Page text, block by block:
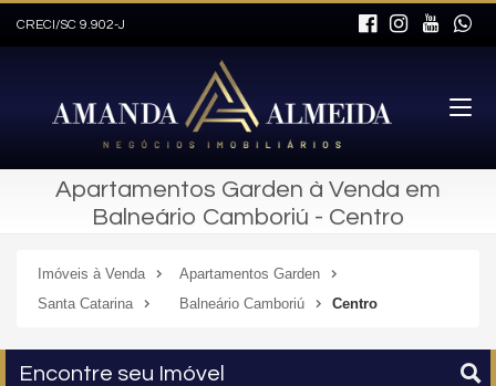
CRECI/SC 9.902-J
Apartamentos Garden à Venda em
Balneário Camboriú - Centro
Imóveis à Venda
Apartamentos Garden
Santa Catarina
Balneário Camboriú Centro
Encontre seu Imóvel